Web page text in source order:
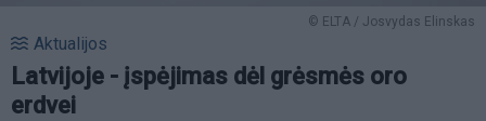
© ELTA / Josvydas Elinskas
Aktualijos
Latvijoje - įspėjimas dėl grėsmės oro
erdvei